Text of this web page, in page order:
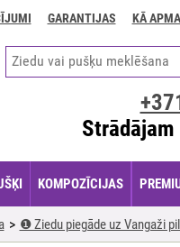
GARANTIJAS KĀ
KOMPOZĪCIJAS
❶ Ziedu piegāde uz Vangaži